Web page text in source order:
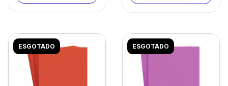
ESGOTADO ESGOTADO